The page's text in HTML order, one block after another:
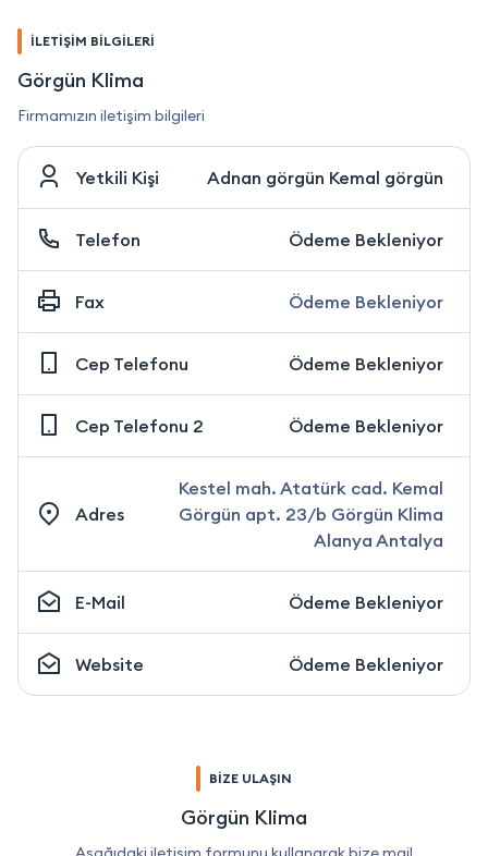
İLETİŞİM BİLGİLERİ
Görgün Klima
Firmamızın iletişim bilgileri
Yetkili Kişi Adnan görgün Kemal görgün
Telefon Ödeme Bekleniyor
Fax Ödeme Bekleniyor
Cep Telefonu Ödeme Bekleniyor
Cep Telefonu 2 Ödeme Bekleniyor
Adres
Kestel mah. Atatürk cad. Kemal
Görgün apt. 23/b Görgün Klima
Alanya Antalya
E-Mail Ödeme Bekleniyor
Website Ödeme Bekleniyor
BİZE ULAŞIN
Görgün Klima